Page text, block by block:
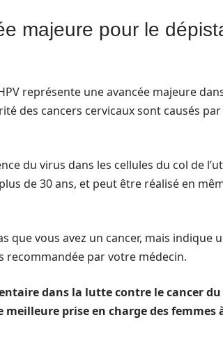
majeure pour le
représente une avancée majeure
des cancers cervicaux sont causés
du virus dans les cellules du col de
de 30 ans, et peut être réalisé en
que vous avez un cancer, mais indique
recommandée par votre médecin.
dans la lutte contre le cancer du
prise en charge des femmes